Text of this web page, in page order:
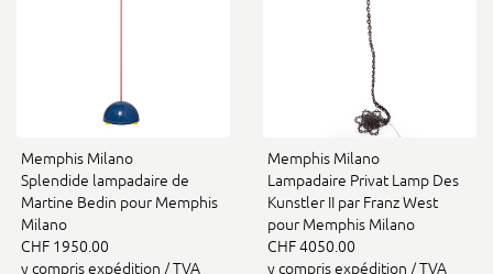
Memphis Milano
Splendide lampadaire de
Martine Bedin pour Memphis
Milano
CHF 1950.00
y compris expédition / TVA
Memphis Milano
Lampadaire Privat Lamp Des
Kunstler II par Franz West
pour Memphis Milano
CHF 4050.00
y compris expédition / TVA